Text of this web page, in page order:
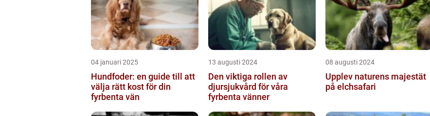
04 januari 2025
Hundfoder: en guide till att
välja rätt kost för din
fyrbenta vän
13 augusti 2024
Den viktiga rollen av
djursjukvård för våra
fyrbenta vänner
08 augusti 2024
Upplev naturens majestät
på elchsafari